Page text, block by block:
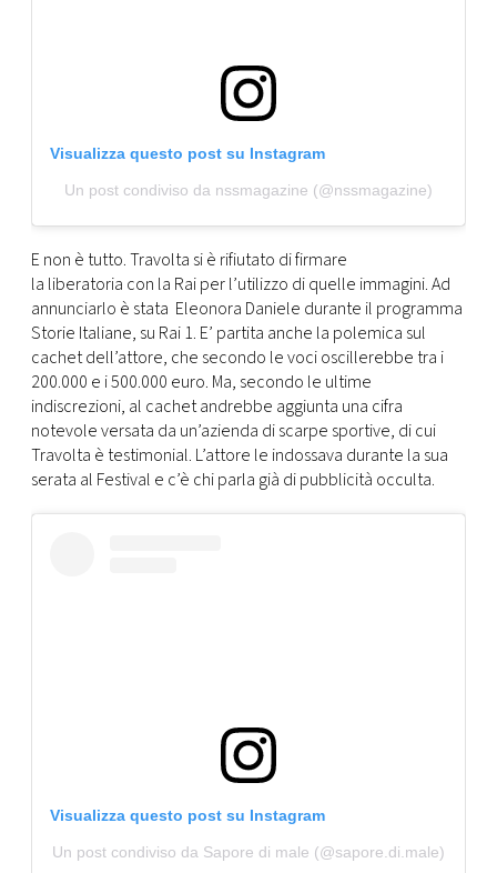
Visualizza questo post su Instagram
Un post condiviso da nssmagazine (@nssmagazine)
E non è tutto. Travolta si è rifiutato di firmare
la liberatoria con la Rai per l’utilizzo di quelle immagini. Ad
annunciarlo è stata Eleonora Daniele durante il programma
Storie Italiane, su Rai 1. E’ partita anche la polemica sul
cachet dell’attore, che secondo le voci oscillerebbe tra i
200.000 e i 500.000 euro. Ma, secondo le ultime
indiscrezioni, al cachet andrebbe aggiunta una cifra
notevole versata da un’azienda di scarpe sportive, di cui
Travolta è testimonial. L’attore le indossava durante la sua
serata al Festival e c’è chi parla già di pubblicità occulta.
Visualizza questo post su Instagram
Un post condiviso da Sapore di male (@sapore.di.male)